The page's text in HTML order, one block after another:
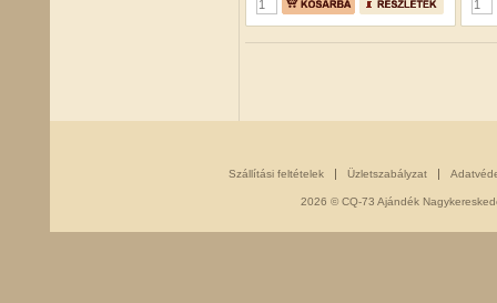
Szállítási feltételek Üzletszabályzat
2026 © CQ-73 Ajándék